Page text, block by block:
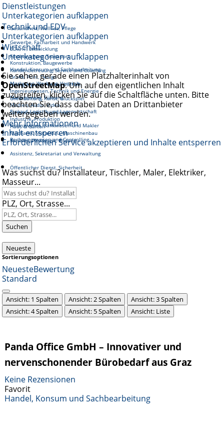
Dienstleistungen
Unterkategorien aufklappen
Gesundheit, Wellnes, Pflege
Gewerbe, Facharbeit und Handwerk
Fortbewegung, Transport
Kundenbetreuung, Service und Coaching
Reinigung und Hauswirtschaft
Unterhaltung, Kunst, Glückspiel
Gastronomie, Tourismus
Haus & Garten
Soziales, Pädagogik, Bildung
Technik und EDV
Unterkategorien aufklappen
EDV, IT, Entwicklung
Konstruktion, Baugewerbe
Grafik, Print, Design
Ingenieurwesen, Technik und Energie
Medien, Audio, Video
Industrie, Produktion
Mechanik, Metallbau, Maschinenbau
Wirtschaft
Unterkategorien aufklappen
Handel, Konsum und Sachbearbeitung
Marketing, Werbung, Vertrieb
Management, Führung
Einkauf, Logistik und Lagerwirtschaft
Finanzwesen, Bankwesen und Makler
Rechnungswesen und Controlling
Assistenz, Sekretariat und Verwaltung
Öffentlicher Dienst, Sicherheit
Sie sehen gerade einen Platzhalterinhalt von
OpenStreetMap. Um auf den eigentlichen Inhalt
zuzugreifen, klicken Sie auf die Schaltfläche unten. Bitte
beachten Sie, dass dabei Daten an Drittanbieter
weitergegeben werden.
Mehr Informationen
Inhalt entsperren
Erforderlichen Service akzeptieren und Inhalte entsperren
Was suchst du? Installateur, Tischler, Maler, Elektriker,
Masseur...
PLZ, Ort, Strasse...
Suchen
Neueste
Sortierungsoptionen
NeuesteBewertung
Standard
Ansicht: 1 Spalten Ansicht: 2 Spalten
Ansicht: 3 Spalten
Ansicht: 4 Spalten
Ansicht: 5 Spalten Ansicht: Liste
Panda Office GmbH – Innovativer und
nervenschonender Bürobedarf aus Graz
Keine Rezensionen
Favorit
Handel, Konsum und Sachbearbeitung